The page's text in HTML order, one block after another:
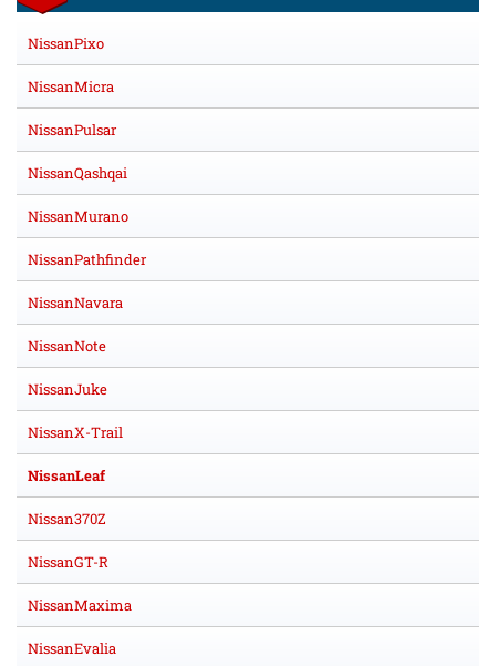
NissanPixo
NissanMicra
NissanPulsar
NissanQashqai
NissanMurano
NissanPathfinder
NissanNavara
NissanNote
NissanJuke
NissanX-Trail
NissanLeaf
Nissan370Z
NissanGT-R
NissanMaxima
NissanEvalia